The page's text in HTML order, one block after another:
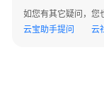
加
如您有其它疑问，您
云宝助手提问
云